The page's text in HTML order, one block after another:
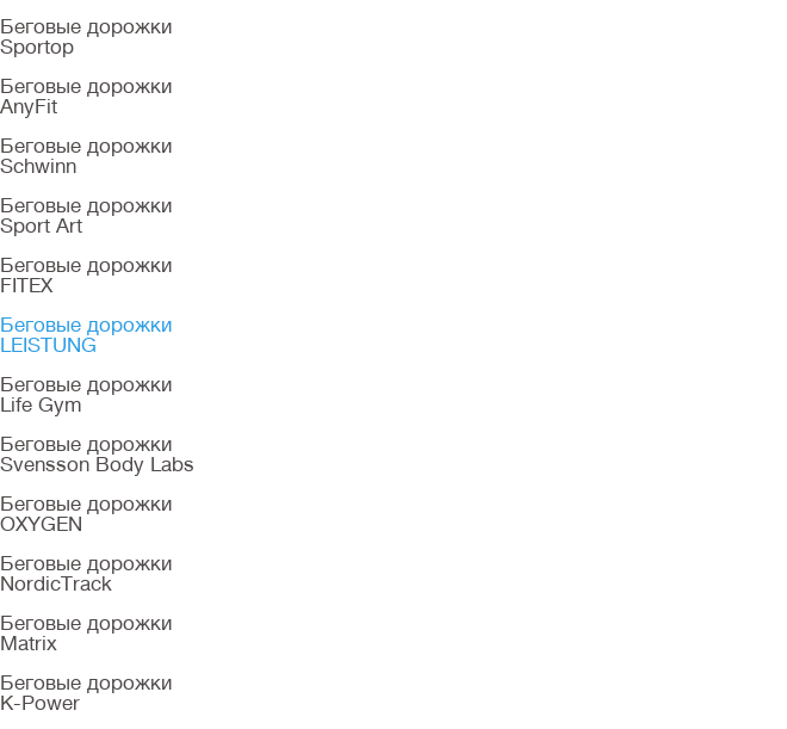
Беговые дорожки
Sportop
Беговые дорожки
AnyFit
Беговые дорожки
Schwinn
Беговые дорожки
Sport Art
Беговые дорожки
FITEX
Беговые дорожки
LEISTUNG
Беговые дорожки
Life Gym
Беговые дорожки
Svensson Body Labs
Беговые дорожки
OXYGEN
Беговые дорожки
NordicTrack
Беговые дорожки
Matrix
Беговые дорожки
K-Power